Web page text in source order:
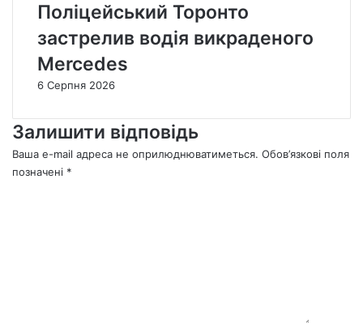
Поліцейський Торонто
застрелив водія викраденого
Mercedes
6 Серпня 2026
Залишити відповідь
Ваша e-mail адреса не оприлюднюватиметься. Обов’язкові поля
позначені *